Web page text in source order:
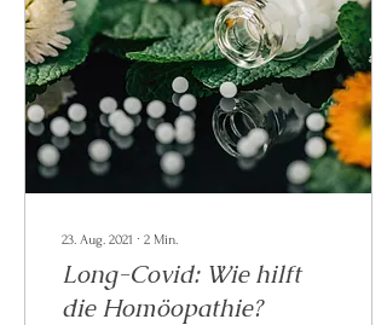
23. Aug. 2021 ∙ 2 Min.
Long-Covid: Wie hilft
die Homöopathie?